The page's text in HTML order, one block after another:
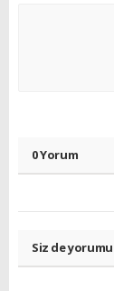
0 Yorum
Siz de